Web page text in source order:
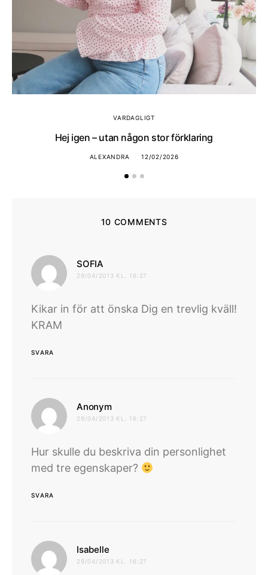
VARDAGLIGT
Hej igen – utan någon stor förklaring
ALEXANDRA 12/02/2026
10 COMMENTS
SOFIA
29/04/2013 KL. 16:27
Kikar in för att önska Dig en trevlig kväll!
KRAM
SVARA
Anonymskriver:
29/04/2013 KL. 16:27
Hur skulle du beskriva din personlighet
med tre egenskaper?
SVARA
Isabelle
29/04/2013 KL. 16:27